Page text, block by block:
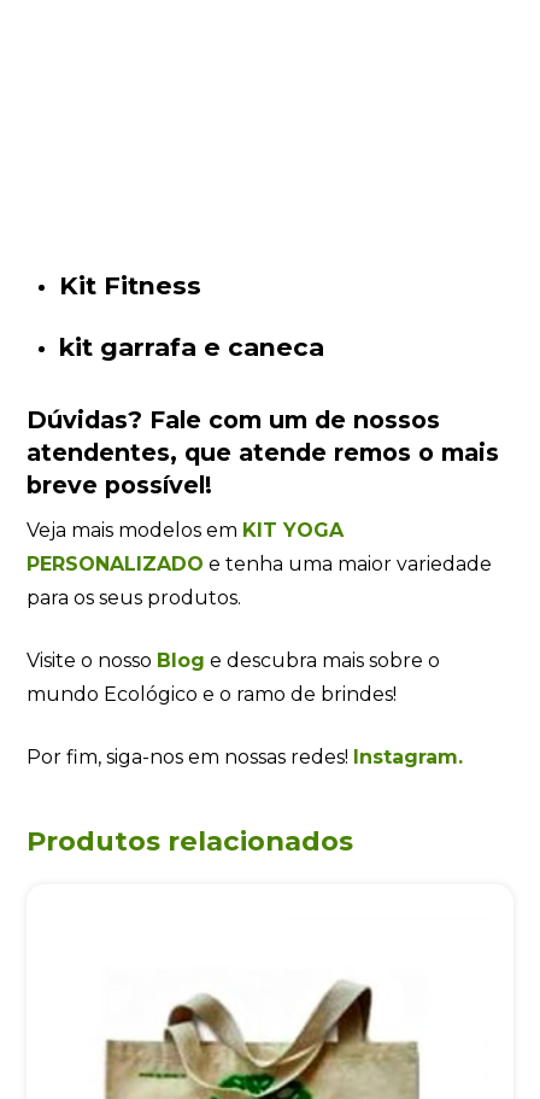
Kit Fitness
kit garrafa e caneca
Dúvidas? Fale com um de nossos
atendentes, que atende remos o mais
breve possível!
Veja mais modelos em KIT YOGA
PERSONALIZADO e tenha uma maior variedade
para os seus produtos.
Visite o nosso Blog e descubra mais sobre o
mundo Ecológico e o ramo de brindes!
Por fim, siga-nos em nossas redes! Instagram.
Produtos relacionados